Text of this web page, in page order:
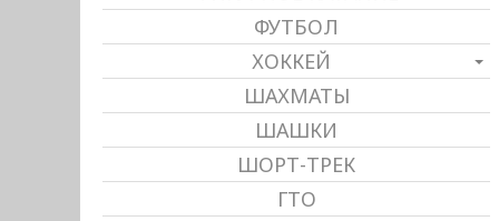
ФУТБОЛ
ХОККЕЙ
ШАХМАТЫ
ШАШКИ
ШОРТ-ТРЕК
ГТО